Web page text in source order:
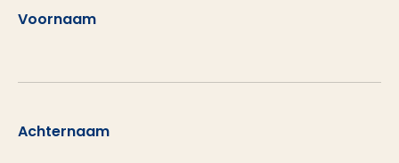
Voornaam
Achternaam